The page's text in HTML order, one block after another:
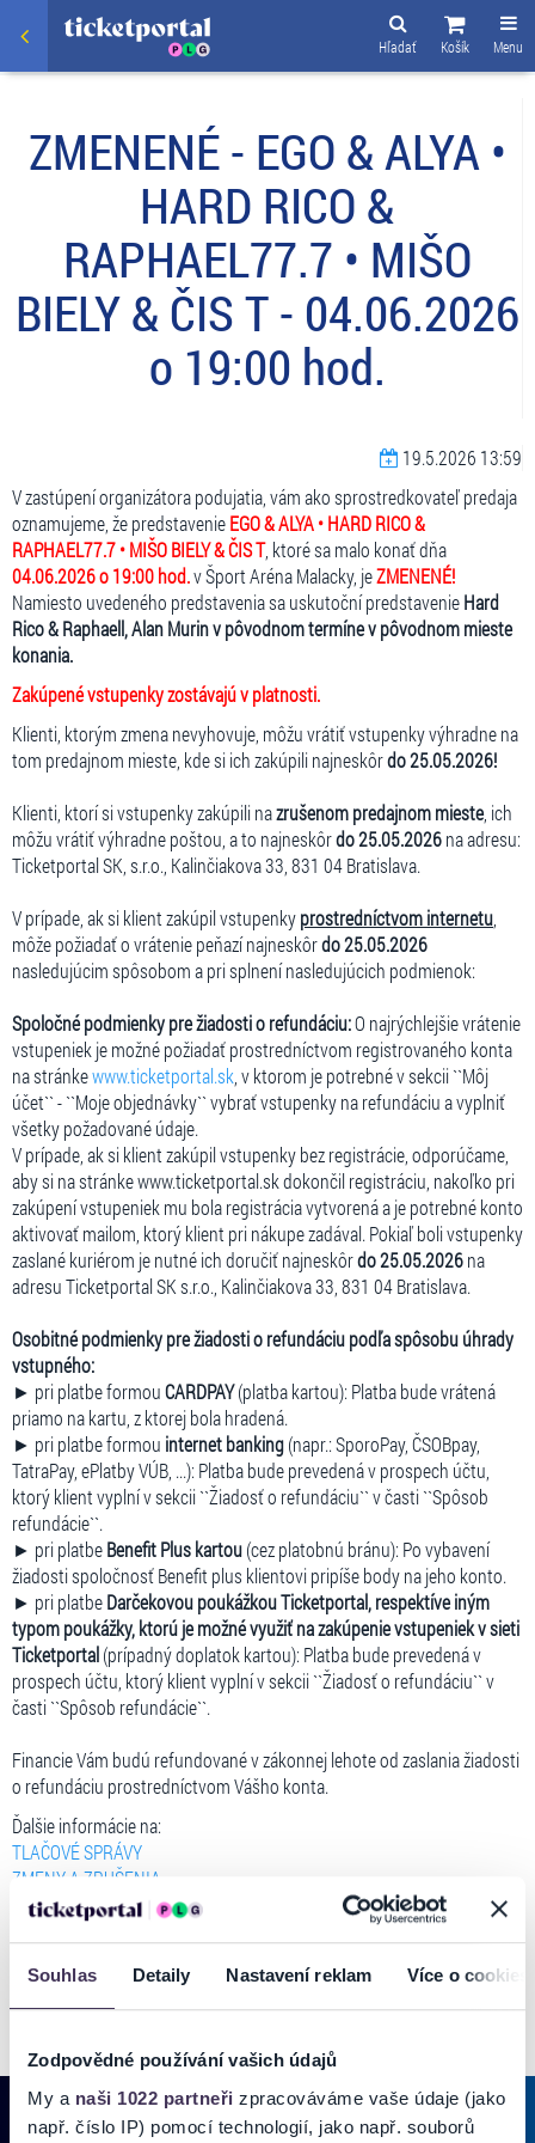
Souhlas Detaily Nastavení reklam Více o cookies
Zodpovědné používání vašich údajů
My a naši 1022 partneři zpracováváme vaše údaje (jako
např. číslo IP) pomocí technologií, jako např. souborů
Menu
Košík
Hľadať
ZMENENÉ - EGO & ALYA •
HARD RICO &
RAPHAEL77.7 • MIŠO
BIELY & ČIS T - 04.06.2026
o 19:00 hod.
19.5.2026 13:59
V zastúpení organizátora podujatia, vám ako sprostredkovateľ predaja
oznamujeme, že predstavenieEGO & ALYA • HARD RICO &
RAPHAEL77.7 • MIŠO BIELY & ČIS T, ktoré sa malo konať dňa
04.06.2026 o 19:00 hod.v Šport Aréna Malacky, jeZMENENÉ!
Namiesto uvedeného predstavenia sa uskutoční predstavenieHard
Rico & Raphaell, Alan Murin v pôvodnom termíne v pôvodnom mieste
konania.
Zakúpené vstupenky zostávajú v platnosti.
Klienti, ktorým zmena nevyhovuje, môžu vrátiť vstupenky výhradne na
tom predajnom mieste, kde si ich zakúpili najneskôrdo 25.05.2026!
Klienti, ktorí si vstupenky zakúpili nazrušenom predajnom mieste, ich
môžu vrátiť výhradne poštou, a to najneskôrdo 25.05.2026na adresu:
Ticketportal SK, s.r.o., Kalinčiakova 33, 831 04 Bratislava.
V prípade, ak si klient zakúpil vstupenkyprostredníctvom internetu
môže požiadať o vrátenie peňazí najneskôrdo 25.05.2026
nasledujúcim spôsobom a pri splnení nasledujúcich podmienok:
Spoločné podmienky pre žiadosti o refundáciu:O najrýchlejšie vrátenie
vstupeniek je možné požiadať prostredníctvom registrovaného konta
na stránkewww.ticketportal.sk , v ktorom je potrebné v sekcii ``Môj
účet`` - ``Moje objednávky`` vybrať vstupenky na refundáciu a vyplniť
všetky požadované údaje.
V prípade, ak si klient zakúpil vstupenky bez registrácie, odporúčame,
aby si na stránke www.ticketportal.sk dokončil registráciu, nakoľko pri
zakúpení vstupeniek mu bola registrácia vytvorená a je potrebné konto
aktivovať mailom, ktorý klient pri nákupe zadával. Pokiaľ boli vstupenky
zaslané kuriérom je nutné ich doručiť najneskôrdo 25.05.2026na
adresu Ticketportal SK s.r.o., Kalinčiakova 33, 831 04 Bratislava.
Osobitné podmienky pre žiadosti o refundáciu podľa spôsobu úhrady
vstupného:
► pri platbe formouCARDPAY(platba kartou): Platba bude vrátená
priamo na kartu, z ktorej bola hradená.
► pri platbe formou internet banking(napr.: SporoPay, ČSOBpay,
TatraPay, ePlatby VÚB, ...): Platba bude prevedená v prospech účtu,
ktorý klient vyplní v sekcii ``Žiadosť o refundáciu`` v časti ``Spôsob
refundácie``.
► pri platbeBenefit Plus kartou(cez platobnú bránu): Po vybavení
žiadosti spoločnosť Benefit plus klientovi pripíše body na jeho konto.
► pri platbeDarčekovou poukážkou Ticketportal, respektíve iným
typom poukážky, ktorú je možné využiť na zakúpenie vstupeniek v sieti
Ticketportal(prípadný doplatok kartou): Platba bude prevedená v
prospech účtu, ktorý klient vyplní v sekcii ``Žiadosť o refundáciu`` v
časti ``Spôsob refundácie``.
Financie Vám budú refundované v zákonnej lehote od zaslania žiadosti
o refundáciu prostredníctvom Vášho konta.
Ďalšie informácie na:
TLAČOVÉ SPRÁVY
ZMENY A ZRUŠENIA
Vzniknutá situácia nás veľmi mrzí. Za pochopenie ďakujeme.